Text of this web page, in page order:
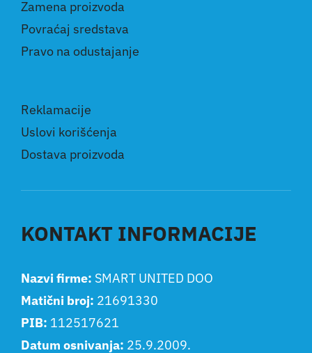
Zamena proizvoda
Povraćaj sredstava
Pravo na odustajanje
Reklamacije
Uslovi korišćenja
Dostava proizvoda
KONTAKT INFORMACIJE
Nazvi firme: SMART UNITED DOO
Matični broj: 21691330
PIB: 112517621
Datum osnivanja: 25.9.2009.